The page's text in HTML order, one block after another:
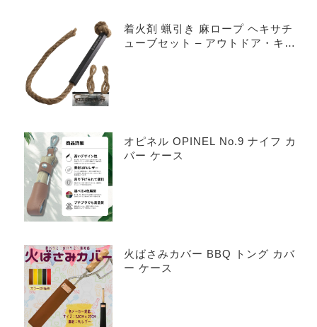
着火剤 蝋引き 麻ロープ ヘキサチ
ューブセット – アウトドア・キャ
オピネル OPINEL No.9 ナイフ カ
バー ケース
火ばさみカバー BBQ トング カバ
ー ケース